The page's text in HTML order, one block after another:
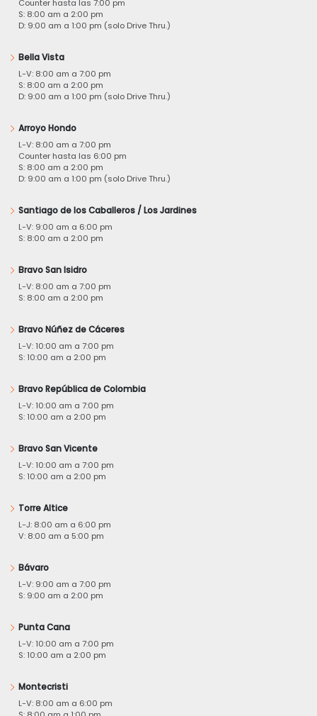
Counter hasta las 7:00 pm
S: 8:00 am a 2:00 pm
D: 9:00 am a 1:00 pm (solo Drive Thru.)
Bella Vista
L-V: 8:00 am a 7:00 pm
S: 8:00 am a 2:00 pm
D: 9:00 am a 1:00 pm (solo Drive Thru.)
Arroyo Hondo
L-V: 8:00 am a 7:00 pm
Counter hasta las 6:00 pm
S: 8:00 am a 2:00 pm
D: 9:00 am a 1:00 pm (solo Drive Thru.)
Santiago de los Caballeros / Los Jardines
L-V: 9:00 am a 6:00 pm
S: 8:00 am a 2:00 pm
Bravo San Isidro
L-V: 8:00 am a 7:00 pm
S: 8:00 am a 2:00 pm
Bravo Núñez de Cáceres
L-V: 10:00 am a 7:00 pm
S: 10:00 am a 2:00 pm
Bravo República de Colombia
L-V: 10:00 am a 7:00 pm
S: 10:00 am a 2:00 pm
Bravo San Vicente
L-V: 10:00 am a 7:00 pm
S: 10:00 am a 2:00 pm
Torre Altice
L-J: 8:00 am a 6:00 pm
V: 8:00 am a 5:00 pm
Bávaro
L-V: 9:00 am a 7:00 pm
S: 9:00 am a 2:00 pm
Punta Cana
L-V: 10:00 am a 7:00 pm
S: 10:00 am a 2:00 pm
Montecristi
L-V: 8:00 am a 6:00 pm